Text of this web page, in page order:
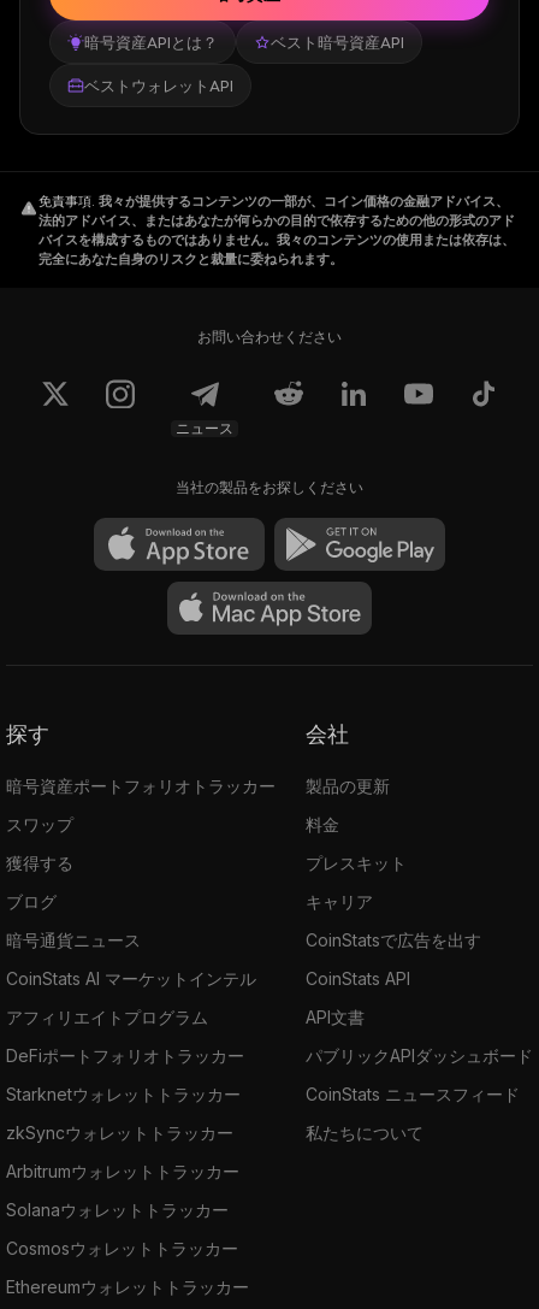
暗号資産APIとは？ ベスト暗号資産API
ベストウォレットAPI
免責事項. 我々が提供するコンテンツの一部が、コイン価格の金融アドバイス、
法的アドバイス、またはあなたが何らかの目的で依存するための他の形式のアド
バイスを構成するものではありません。我々のコンテンツの使用または依存は、
完全にあなた自身のリスクと裁量に委ねられます。
お問い合わせください
ニュース
当社の製品をお探しください
探す
暗号資産ポートフォリオトラッカー
スワップ
獲得する
ブログ
暗号通貨ニュース
CoinStats AI マーケットインテル
アフィリエイトプログラム
DeFiポートフォリオトラッカー
Starknetウォレットトラッカー
zkSyncウォレットトラッカー
Arbitrumウォレットトラッカー
Solanaウォレットトラッカー
Cosmosウォレットトラッカー
Ethereumウォレットトラッカー
会社
製品の更新
料金
プレスキット
キャリア
CoinStatsで広告を出す
CoinStats API
API文書
パブリックAPIダッシュボード
CoinStats ニュースフィード
私たちについて